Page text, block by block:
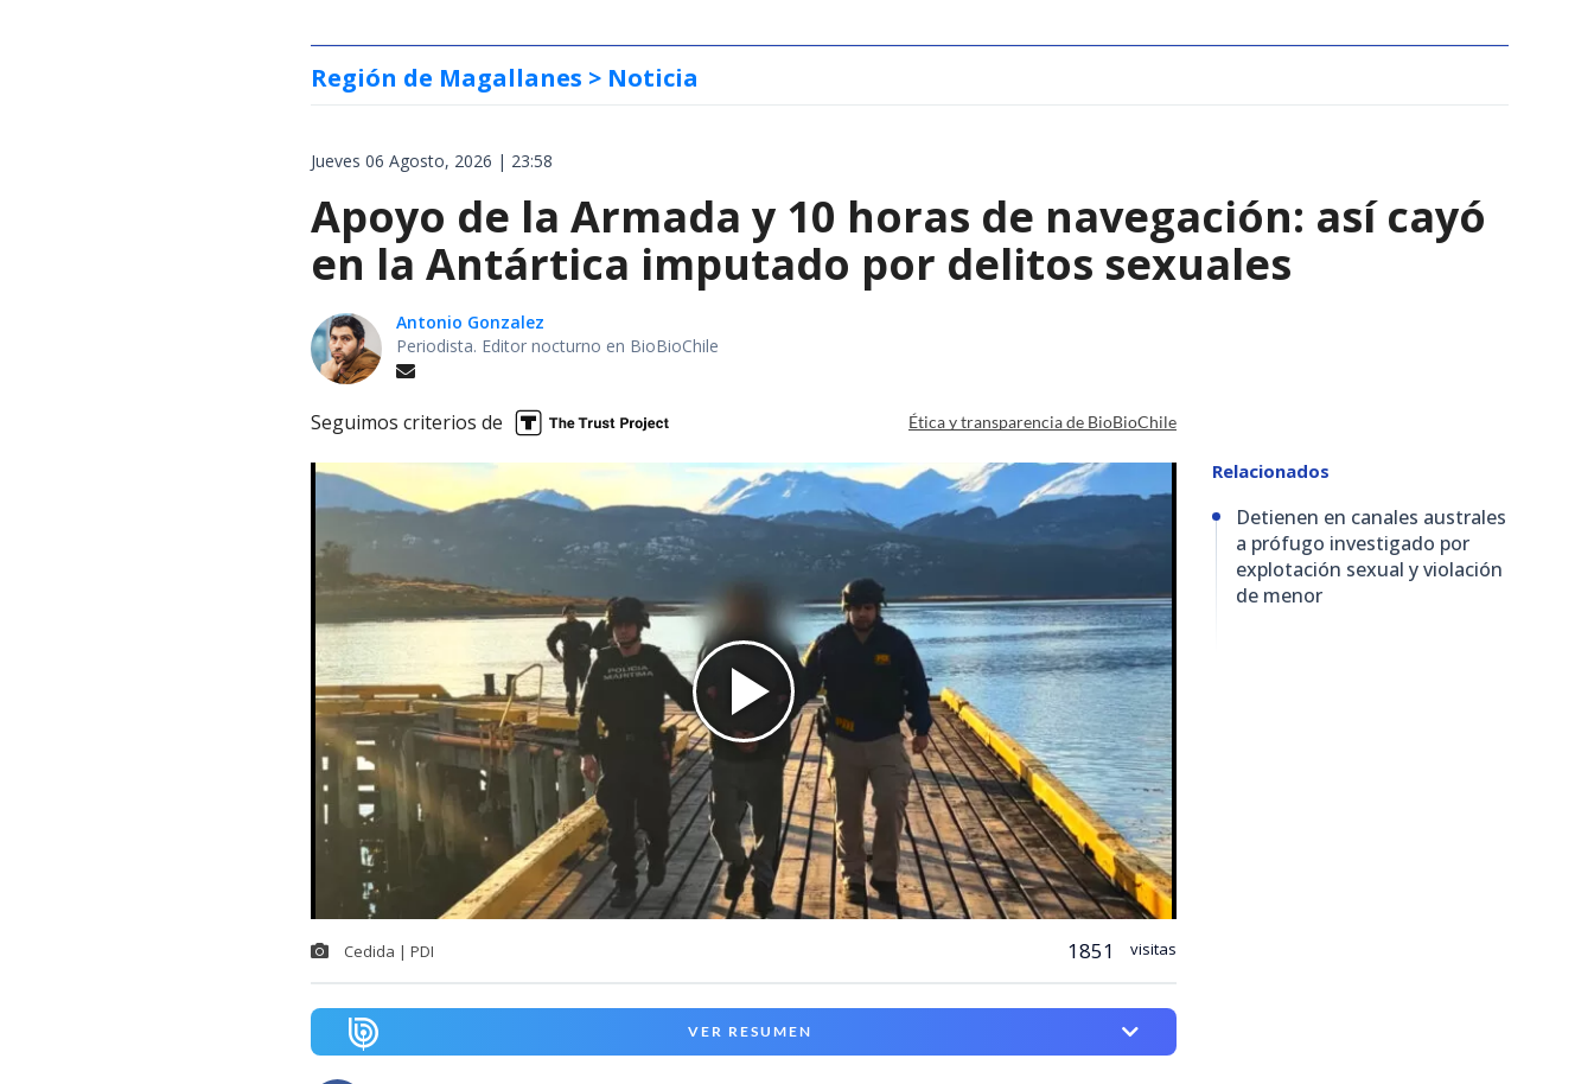
Región de Magallanes > Noticia
Jueves 06 Agosto, 2026 | 23:58
Apoyo de la Armada y 10 horas de navegación: así cayó
en la Antártica imputado por delitos sexuales
Antonio Gonzalez
Periodista. Editor nocturno en BioBioChile
Seguimos criterios de Ética y transparencia de BioBioChile
Cedida | PDI 1851 visitas
VER RESUMEN
Relacionados
Detienen en canales australes
a prófugo investigado por
explotación sexual y violación
de menor